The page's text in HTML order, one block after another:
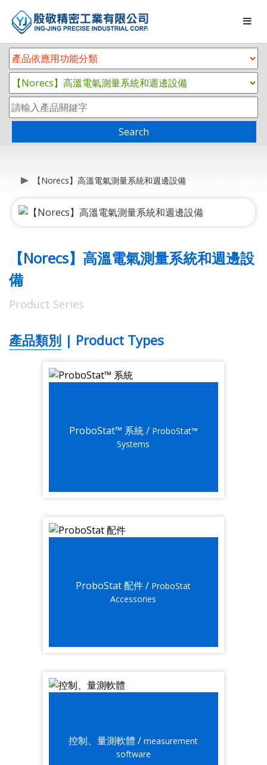
Search
【Norecs】高溫電氣測量系統和週邊設備
【Norecs】高溫電氣測量系統和週邊設
備
Product Series
產品類別 | Product Types
ProboStat™ 系統 / ProboStat™
Systems
ProboStat 配件 / ProboStat
Accessories
控制、量測軟體 /measurement
software